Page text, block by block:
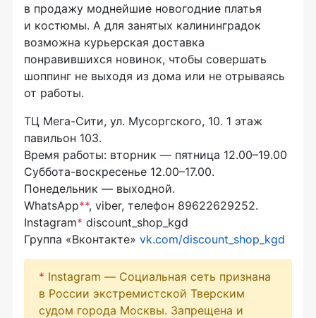
в продажу моднейшие новогодние платья
и костюмы. А для занятых калининградок
возможна курьерская доставка
понравившихся новинок, чтобы совершать
шоппинг не выходя из дома или не отрываясь
от работы.
ТЦ Мега-Сити, ул. Мусоргского, 10. 1 этаж
павильон 103.
Время работы: вторник — пятница 12.00–19.00
Суббота-воскресенье 12.00–17.00.
Понедельник — выходной.
WhatsApp**, viber, телефон 89622629252.
Instagram* discount_shop_kgd
Группа «Вконтакте» vk.com/discount_shop_kgd
* Instagram — Социальная сеть признана
в России экстремистской Тверским
судом города Москвы. Запрещена и